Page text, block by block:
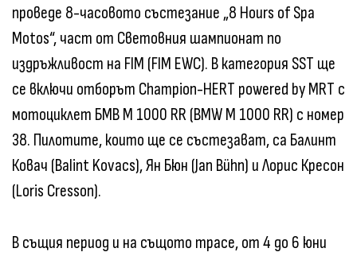
проведе 8-часовото състезание „8 Hours of Spa
Motos“, част от Световния шампионат по
издръжливост на FIM (FIM EWC). В категория SST ще
се включи отборът Champion-HERT powered by MRT с
мотоциклет БМВ M 1000 RR (BMW M 1000 RR) с номер
38. Пилотите, които ще се състезават, са Балинт
Ковач (Balint Kovacs), Ян Бюн (Jan Bühn) и Лорис Кресон
(Loris Cresson).
В същия период и на същото трасе, от 4 до 6 юни